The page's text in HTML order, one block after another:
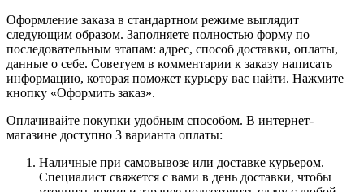
Оформление заказа в стандартном режиме выглядит
следующим образом. Заполняете полностью форму по
последовательным этапам: адрес, способ доставки, оплаты,
данные о себе. Советуем в комментарии к заказу написать
информацию, которая поможет курьеру вас найти. Нажмите
кнопку «Оформить заказ».
Оплачивайте покупки удобным способом. В интернет-
магазине доступно 3 варианта оплаты:
Наличные при самовывозе или доставке курьером.
Специалист свяжется с вами в день доставки, чтобы